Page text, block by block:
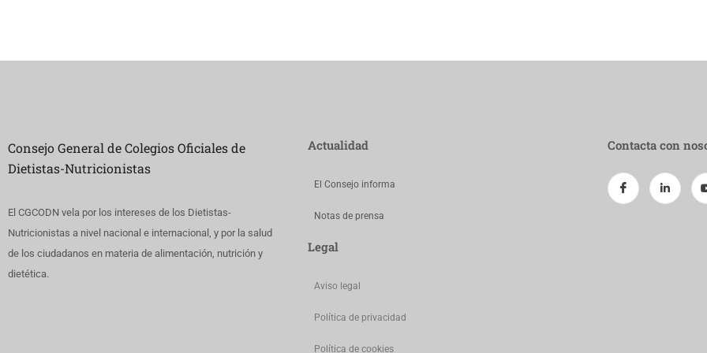
Consejo General de Colegios Oficiales de
Dietistas-Nutricionistas
El CGCODN vela por los intereses de los Dietistas-
Nutricionistas a nivel nacional e internacional, y por la salud
de los ciudadanos en materia de alimentación, nutrición y
dietética.
Actualidad
El Consejo informa
Notas de prensa
Legal
Aviso legal
Política de privacidad
Política de cookies
Contacta con